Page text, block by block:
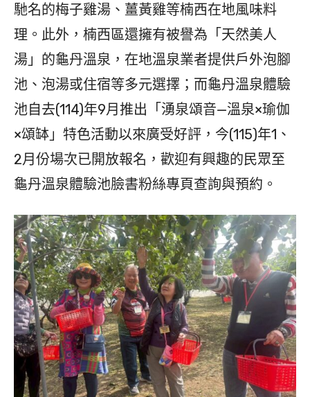
馳名的梅子雞湯、薑黃雞等楠西在地風味料
理。此外，楠西區還擁有被譽為「天然美人
湯」的龜丹溫泉，在地溫泉業者提供戶外泡腳
池、泡湯或住宿等多元選擇；而龜丹溫泉體驗
池自去(114)年9月推出「湧泉頌音—溫泉×瑜伽
×頌缽」特色活動以來廣受好評，今(115)年1、
2月份場次已開放報名，歡迎有興趣的民眾至
龜丹溫泉體驗池臉書粉絲專頁查詢與預約。